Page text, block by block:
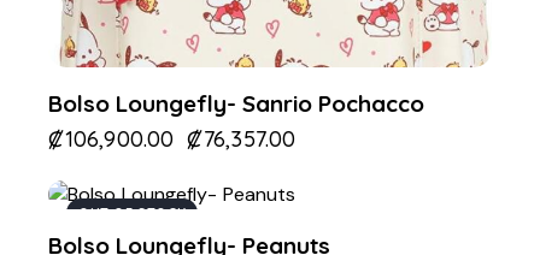
Bolso Loungefly- Sanrio Pochacco
₡106,900.00 ₡76,357.00
OUT OF STOCK
Bolso Loungefly- Peanuts